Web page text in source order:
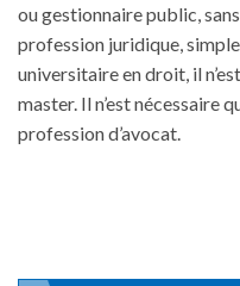
ou gestionnaire public,
profession juridique,
universitaire en droit, il
master. Il n’est nécessaire
profession d’avocat.